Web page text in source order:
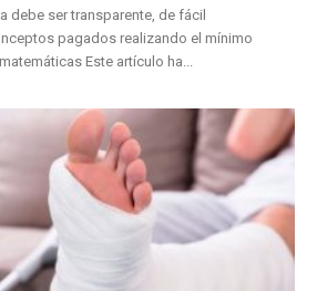
debe ser transparente, de fácil
pagados realizando el mínimo
Este artículo ha...